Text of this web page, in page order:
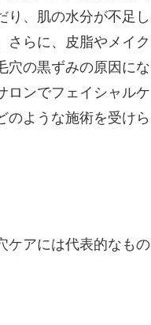
り、肌の水分が不足し
さらに、皮脂やメイク
穴の黒ずみの原因にな
ロンでフェイシャルケ
のような施術を受けら
ケアには代表的なもの